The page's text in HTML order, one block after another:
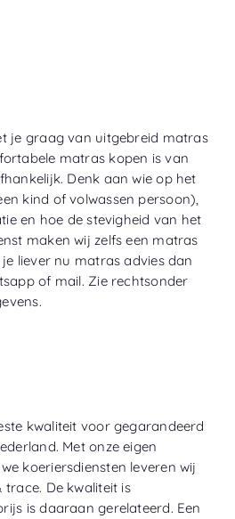
je graag van uitgebreid matras
matras kopen is van
Denk aan wie op het
kind of volwassen persoon),
en hoe de stevigheid van het
maken wij zelfs een matras
liever nu matras advies dan
of mail. Zie rechtsonder
kwaliteit voor gegarandeerd
Met onze eigen
koeriersdiensten leveren wij
De kwaliteit is
is daaraan gerelateerd. Een